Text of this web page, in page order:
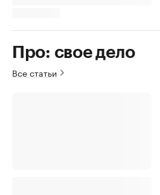
Про: свое дело
Все статьи